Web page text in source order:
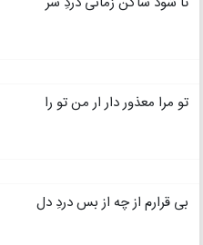
تو مرا معذور دار ار من تو را
بی قرارم از چه از بس دردِ دل